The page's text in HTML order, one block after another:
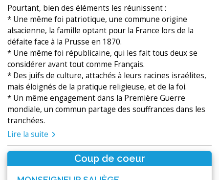
Pourtant, bien des éléments les réunissent :
* Une même foi patriotique, une commune origine
alsacienne, la famille optant pour la France lors de la
défaite face à la Prusse en 1870.
* Une même foi républicaine, qui les fait tous deux se
considérer avant tout comme Français.
* Des juifs de culture, attachés à leurs racines israélites,
mais éloignés de la pratique religieuse, et de la foi.
* Un même engagement dans la Première Guerre
mondiale, un commun partage des souffrances dans les
tranchées.
Lire la suite
Coup de coeur